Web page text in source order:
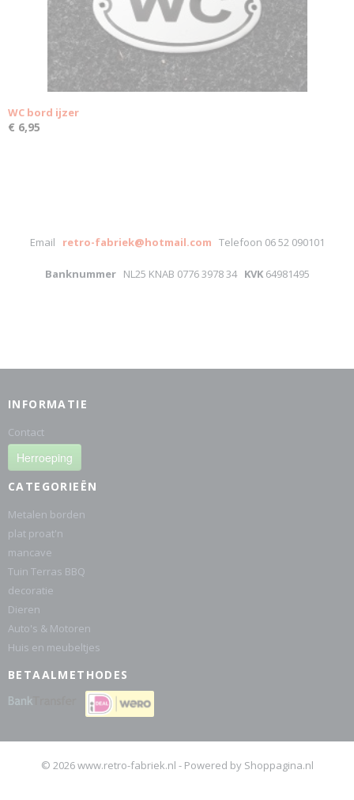
WC bord ijzer
€ 6,95
Email retro-fabriek@hotmail.com Telefoon 06 52 090101
Banknummer NL25 KNAB 0776 3978 34 KVK64981495
INFORMATIE
Contact
Herroeping
CATEGORIEËN
Metalen borden
plat proat'n
mancave
Tuin Terras BBQ
decoratie
Dieren
Auto's & Motoren
Huis en meubeltjes
BETAALMETHODES
© 2026 www.retro-fabriek.nl - Powered by Shoppagina.nl